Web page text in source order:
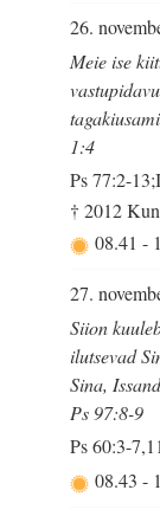
26.
Meie ise
1:4
Ps 77:2-
† 2012
08.41-
27.
Siion
ilutsevad
Sina,
Ps 97:8-9
Ps 60:3-
08.43-